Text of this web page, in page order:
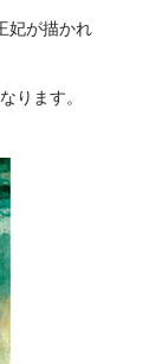
妃が描かれ
ります。